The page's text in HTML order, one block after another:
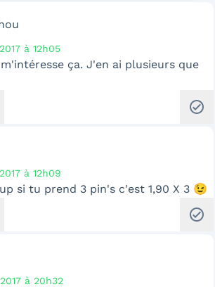
à 12h05
ça. J'en ai plusieurs que
check_circle
à 12h09
si tu prend 3 pin's c'est 1,90 X 3 😉
check_circle
à 20h32